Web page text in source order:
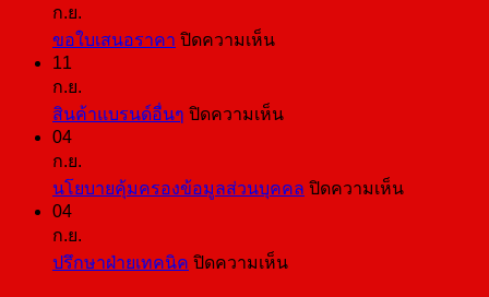
ก.ย.
ขอใบเสนอราคา ปิดความเห็นบน
เสนอ
11
ก.ย.
สินค้าแบรนด์อื่นๆ ปิดความเห็นบน
รนด์
04
ก.ย.
นโยบายคุ้มครองข้อมูลส่วนบุคคล ปิดความเห็นบน
04
ก.ย.
ปรึกษาฝ่ายเทคนิค ปิดความเห็นบน